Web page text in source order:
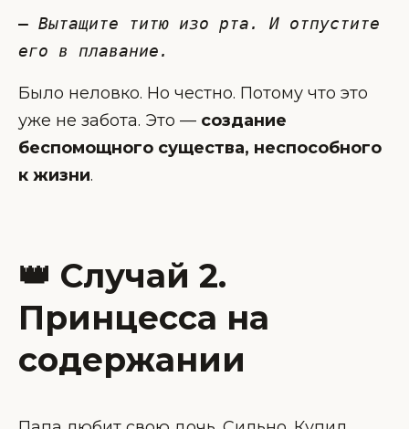
— Вытащите титю изо рта. И отпустите
его в плавание.
Было неловко. Но честно. Потому что это
уже не забота. Это — создание
беспомощного существа, неспособного
к жизни.
👑 Случай 2.
Принцесса на
содержании